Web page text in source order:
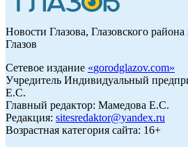
Новости Глазова, Глазовского
Глазов
Сетевое издание «gorodglazov.com»
Учредитель Индивидуальный
Е.С.
Главный редактор: Мамедова Е.С.
Редакция: sitesredaktor@yandex.ru
Возрастная категория сайта: 16+